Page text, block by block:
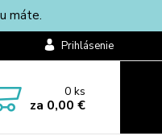
máte.
Prihlásenie
0ks
za 0,00 €